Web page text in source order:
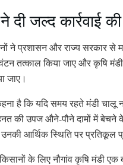
दी जल्द कार्रवाई
ने प्रशासन और राज्य सरकार से
तत्काल किया जाए और कृषि
जाए।
है कि यदि समय रहते मंडी चालू
की उपज औने-पौने दामों में बेचने
आर्थिक स्थिति पर प्रतिकूल
के लिए नौगांव कृषि मंडी